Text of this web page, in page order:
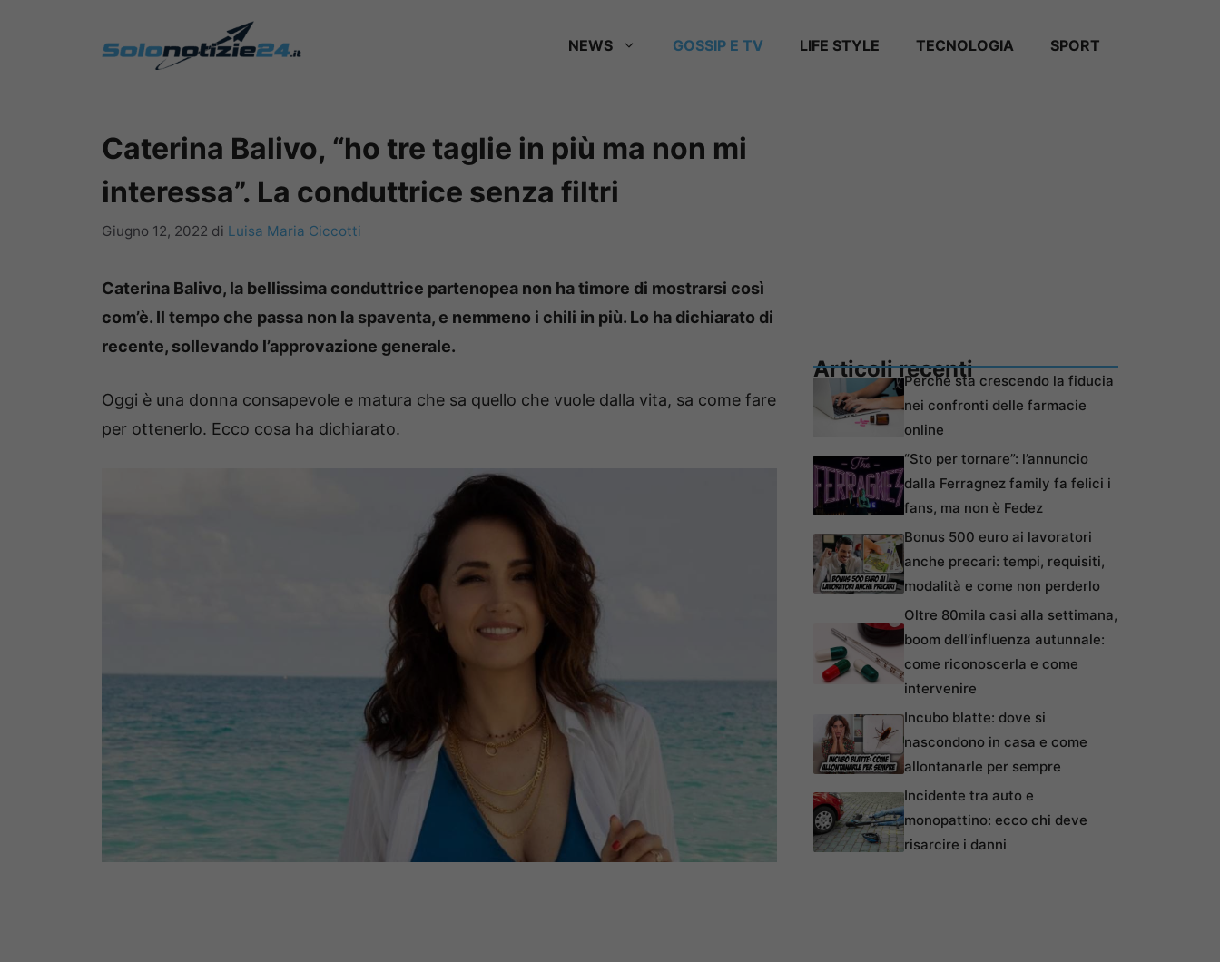
NEWS GOSSIP E TV LIFE STYLE TECNOLOGIA SPORT
Caterina Balivo, “ho tre taglie in più ma non mi
interessa”. La conduttrice senza filtri
Giugno 12, 2022 di Luisa Maria Ciccotti
Caterina Balivo, la bellissima conduttrice partenopea non ha timore di mostrarsi così
com’è. Il tempo che passa non la spaventa, e nemmeno i chili in più. Lo ha dichiarato di
recente, sollevando l’approvazione generale.
Oggi è una donna consapevole e matura che sa quello che vuole dalla vita, sa come fare
per ottenerlo. Ecco cosa ha dichiarato.
Articoli recentiPerché sta crescendo la fiducia
nei confronti delle farmacie
online
“Sto per tornare”: l’annuncio
dalla Ferragnez family fa felici i
fans, ma non è Fedez
Bonus 500 euro ai lavoratori
anche precari: tempi, requisiti,
modalità e come non perderlo
Oltre 80mila casi alla settimana,
boom dell’influenza autunnale:
come riconoscerla e come
intervenire
Incubo blatte: dove si
nascondono in casa e come
allontanarle per sempre
Incidente tra auto e
monopattino: ecco chi deve
risarcire i danni